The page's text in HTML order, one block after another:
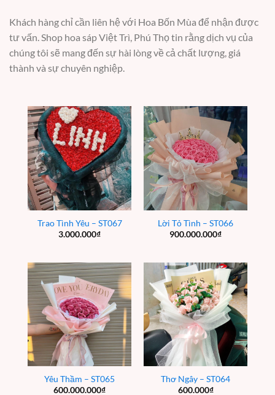
Khách hàng chỉ cần liên hệ với Hoa Bốn Mùa để nhận được
tư vấn. Shop hoa sáp Việt Trì, Phú Thọ tin rằng dịch vụ của
chúng tôi sẽ mang đến sự hài lòng về cả chất lượng, giá
thành và sự chuyên nghiệp.
Trao Tình Yêu – ST067
3.000.000₫
Lời Tỏ Tình – ST066
900.000.000₫
Yêu Thầm – ST065
600.000.000₫
Thơ Ngây – ST064
600.000₫